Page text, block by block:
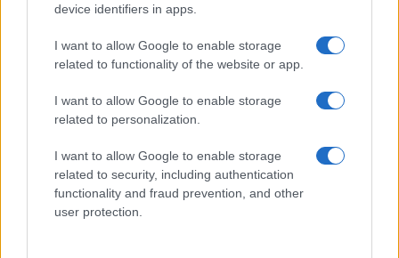
device identifiers in apps.
I want to allow Google to enable storage
related to functionality of the website or app.
I want to allow Google to enable storage
related to personalization.
I want to allow Google to enable storage
related to security, including authentication
functionality and fraud prevention, and other
user protection.
Marijuana Legale
Mercato Cannabis Light
Inviaci le tue segnalazioni,
i tuoi video e le tue foto
345 356 7512